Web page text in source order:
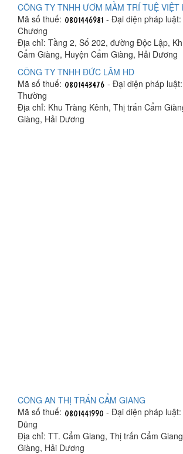
CÔNG TY TNHH ƯƠM MẦM TRÍ TUỆ VIỆT
Mã số thuế:
- Đại diện pháp
Chương
Địa chỉ: Tầng 2, Số 202, đường Độc Lập,
Cẩm Giàng, Huyện Cẩm Giàng, Hải Dương
CÔNG TY TNHH ĐỨC LÂM HD
Mã số thuế:
- Đại diện pháp
Thường
Địa chỉ: Khu Tràng Kênh, Thị trấn Cẩm
Giàng, Hải Dương
CÔNG AN THỊ TRẤN CẨM GIANG
Mã số thuế:
- Đại diện pháp
Dũng
Địa chỉ: TT. Cẩm Giang, Thị trấn Cẩm
Giàng, Hải Dương